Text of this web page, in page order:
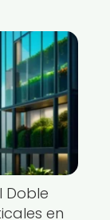
Doble
en